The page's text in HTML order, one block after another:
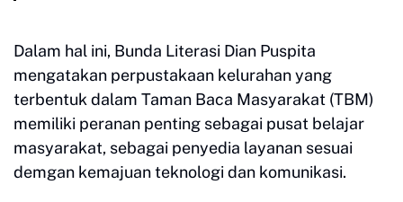
Dalam hal ini, Bunda Literasi Dian Puspita
mengatakan perpustakaan kelurahan yang
terbentuk dalam Taman Baca Masyarakat (TBM)
memiliki peranan penting sebagai pusat belajar
masyarakat, sebagai penyedia layanan sesuai
demgan kemajuan teknologi dan komunikasi.